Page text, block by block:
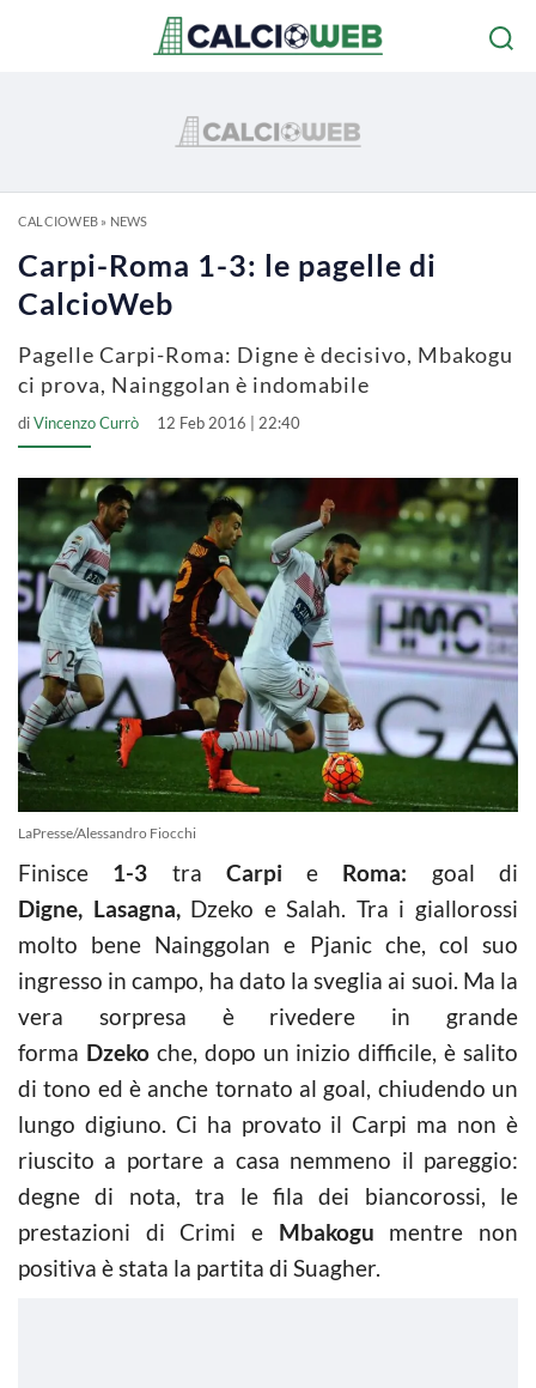
CALCIOWEB» NEWS
Carpi-Roma 1-3: le pagelle di
CalcioWeb
Pagelle Carpi-Roma: Digne è decisivo, Mbakogu
ci prova, Nainggolan è indomabile
diVincenzo Currò 12 Feb 2016 | 22:40
LaPresse/Alessandro Fiocchi
Finisce 1-3 tra Carpi e Roma: goal di
Digne, Lasagna, Dzeko e Salah. Tra i giallorossi
molto bene Nainggolan e Pjanic che, col suo
ingresso in campo, ha dato la sveglia ai suoi. Ma la
vera sorpresa è rivedere in grande
forma Dzeko che, dopo un inizio difficile, è salito
di tono ed è anche tornato al goal, chiudendo un
lungo digiuno. Ci ha provato il Carpi ma non è
riuscito a portare a casa nemmeno il pareggio:
degne di nota, tra le fila dei biancorossi, le
prestazioni di Crimi e Mbakogu mentre non
positiva è stata la partita di Suagher.